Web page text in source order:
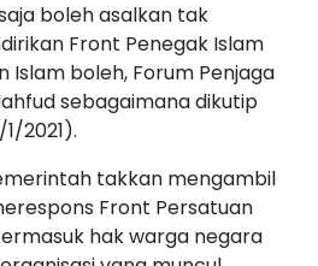
boleh asalkan tak
Front Penegak Islam
Islam boleh, Forum Penjaga
sebagaimana dikutip
2021).
takkan mengambil
Front Persatuan
hak warga negara